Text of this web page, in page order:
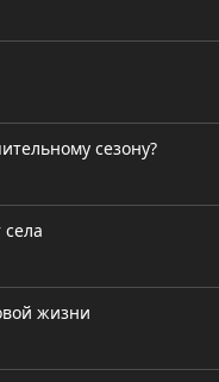
сезону?
жизни